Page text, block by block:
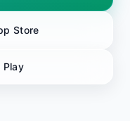
Store
Play